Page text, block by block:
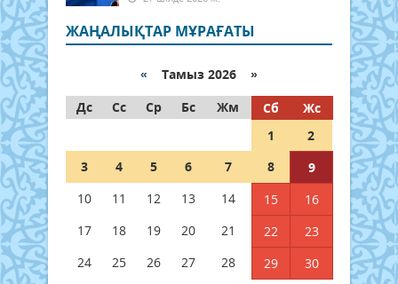
ЖАҢАЛЫҚТАР МҰРАҒАТЫ
« Тамыз 2026 »
Дс
Сс Ср Бс Жм Сб
Жс
1
2
3
4 5 6 7 8
9
10
11 12 13 14 15
16
17
18 19 20 21 22
23
24
25 26 27 28 29
30